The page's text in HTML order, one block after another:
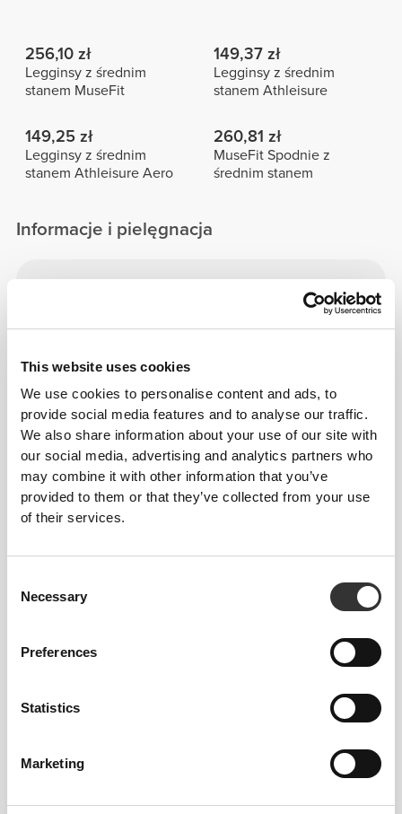
This website uses cookies
We use cookies to personalise content and ads, to
provide social media features and to analyse our traffic.
We also share information about your use of our site with
our social media, advertising and analytics partners who
may combine it with other information that you’ve
provided to them or that they’ve collected from your use
of their services.
Selection
Necessary
Preferences
Statistics
Marketing
256,10 zł
Legginsy z średnim
stanem MuseFit
149,37 zł
Legginsy z średnim
stanem Athleisure
149,25 zł
Legginsy z średnim
stanem Athleisure Aero
260,81 zł
MuseFit Spodnie z
średnim stanem
Informacje i pielęgnacja
Sprawdź tabelę rozmiarów w opisie produktu.
Wzrost modelki: 1,70 m - 5'6" | Modelka ma na
Skład
95% Polyamide
5% Elastane
Made in Portugal
Ten przedmiot